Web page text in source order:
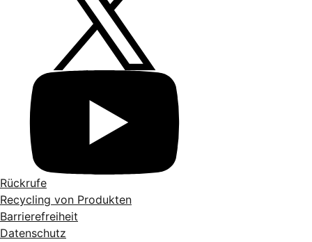
Rückrufe
Recycling von Produkten
Barrierefreiheit
Datenschutz